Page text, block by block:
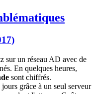
sur un réseau AD avec de
En quelques heures,
sont chiffrés.
grâce à un seul serveur